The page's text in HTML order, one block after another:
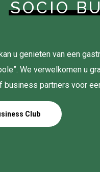
SOCIO
u genieten van een
We verwelkomen u
partners voor
Club